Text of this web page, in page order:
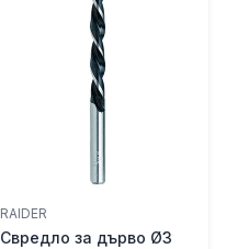
RAIDER
Свредло за дърво Ø3